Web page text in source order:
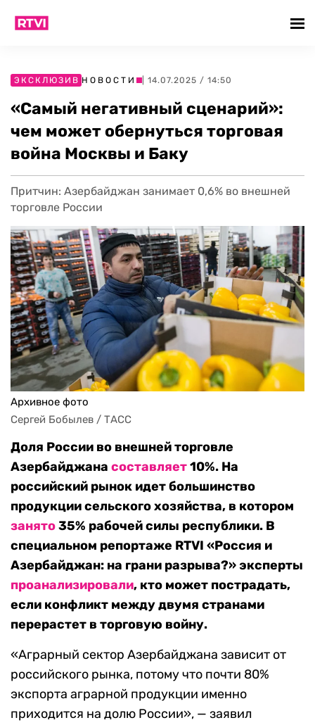
ЭКСКЛЮЗИВ НОВОСТИ | 14.07.2025 / 14:50
«Самый негативный сценарий»:
чем может обернуться торговая
война Москвы и Баку
Притчин: Азербайджан занимает 0,6% во внешней
торговле России
Архивное фото
Сергей Бобылев / ТАСС
Доля России во внешней торговле
Азербайджана составляет10%. На
российский рынок идет большинство
продукции сельского хозяйства, в котором
занято35% рабочей силы республики. В
специальном репортаже RTVI «Россия и
Азербайджан: на грани разрыва?» эксперты
проанализировали, кто может пострадать,
если конфликт между двумя странами
перерастет в торговую войну.
«Аграрный сектор Азербайджана зависит от
российского рынка, потому что почти 80%
экспорта аграрной продукции именно
приходится на долю России», — заявил